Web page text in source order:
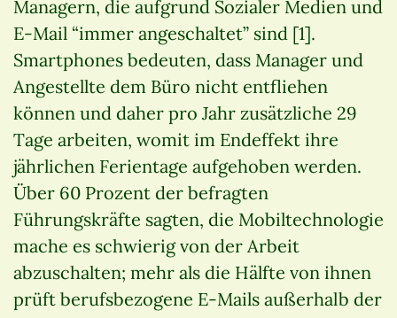
Managern, die aufgrund Sozialer Medien und
E-Mail “immer angeschaltet” sind [1].
Smartphones bedeuten, dass Manager und
Angestellte dem Büro nicht entfliehen
können und daher pro Jahr zusätzliche 29
Tage arbeiten, womit im Endeffekt ihre
jährlichen Ferientage aufgehoben werden.
Über 60 Prozent der befragten
Führungskräfte sagten, die Mobiltechnologie
mache es schwierig von der Arbeit
abzuschalten; mehr als die Hälfte von ihnen
prüft berufsbezogene E-Mails außerhalb der